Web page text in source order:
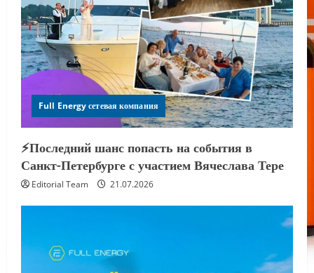
Full Energy сетевая компания
⚡️Последний шанс попасть на события в
Санкт-Петербурге с участием Вячеслава Тере
Editorial Team 21.07.2026